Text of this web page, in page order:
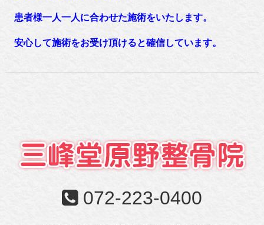
患者様一人一人に合わせた施術をいたします。
安心して施術をお受け頂けると確信しています。
072-223-0400